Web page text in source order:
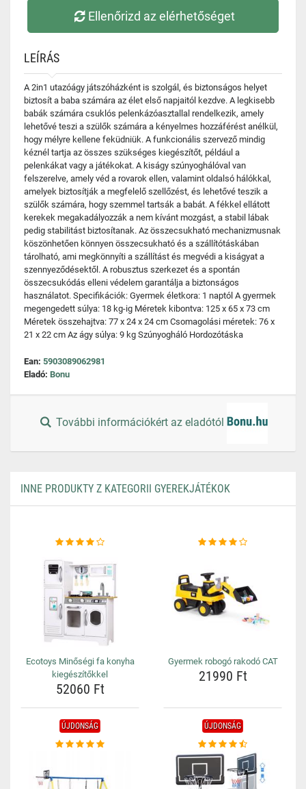
Ellenőrizd az elérhetőséget
LEÍRÁS
A 2in1 utazóágy játszóházként is szolgál, és biztonságos helyet
biztosít a baba számára az élet első napjaitól kezdve. A legkisebb
babák számára csuklós pelenkázóasztallal rendelkezik, amely
lehetővé teszi a szülők számára a kényelmes hozzáférést anélkül,
hogy mélyre kellene feküdniük. A funkcionális szervező mindig
kéznél tartja az összes szükséges kiegészítőt, például a
pelenkákat vagy a játékokat. A kiságy szúnyoghálóval van
felszerelve, amely véd a rovarok ellen, valamint oldalsó hálókkal,
amelyek biztosítják a megfelelő szellőzést, és lehetővé teszik a
szülők számára, hogy szemmel tartsák a babát. A fékkel ellátott
kerekek megakadályozzák a nem kívánt mozgást, a stabil lábak
pedig stabilitást biztosítanak. Az összecsukható mechanizmusnak
köszönhetően könnyen összecsukható és a szállítótáskában
tárolható, ami megkönnyíti a szállítást és megvédi a kiságyat a
szennyeződésektől. A robusztus szerkezet és a spontán
összecsukódás elleni védelem garantálja a biztonságos
használatot. Specifikációk: Gyermek életkora: 1 naptól A gyermek
megengedett súlya: 18 kg-ig Méretek kibontva: 125 x 65 x 73 cm
Méretek összehajtva: 77 x 24 x 24 cm Csomagolási méretek: 76 x
21 x 22 cm Az ágy súlya: 9 kg Szúnyogháló Hordozótáska
Ean: 5903089062981
Eladó: Bonu
További információkért az eladótól
INNE PRODUKTY Z KATEGORII GYEREKJÁTÉKOK
Ecotoys Minőségi fa konyha
kiegészítőkkel
52060 Ft
Gyermek robogó rakodó CAT
21990 Ft
ÚJDONSÁG ÚJDONSÁG